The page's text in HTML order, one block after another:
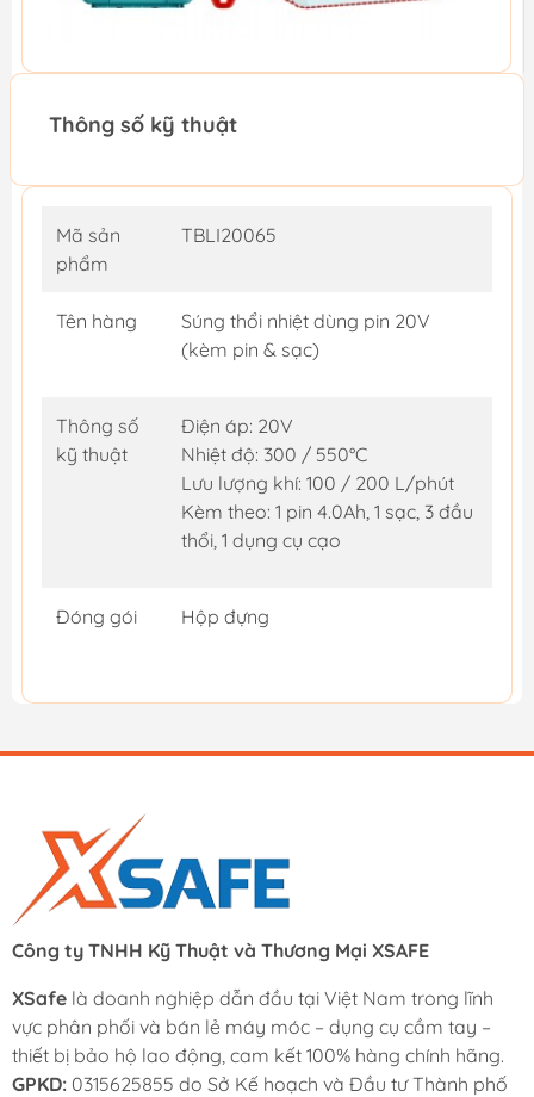
Thông số kỹ thuật
Mã sản
phẩm
TBLI20065
Tên hàng
Súng thổi nhiệt dùng pin 20V
(kèm pin & sạc)
Thông số
kỹ thuật
Điện áp: 20V
Nhiệt độ: 300 / 550°C
Lưu lượng khí: 100 / 200 L/phút
Kèm theo: 1 pin 4.0Ah, 1 sạc, 3 đầu
thổi, 1 dụng cụ cạo
Đóng gói Hộp đựng
Công ty TNHH Kỹ Thuật và Thương Mại XSAFE
XSafe là doanh nghiệp dẫn đầu tại Việt Nam trong lĩnh
vực phân phối và bán lẻ máy móc – dụng cụ cầm tay –
thiết bị bảo hộ lao động, cam kết 100% hàng chính hãng.
GPKD: 0315625855 do Sở Kế hoạch và Đầu tư Thành phố